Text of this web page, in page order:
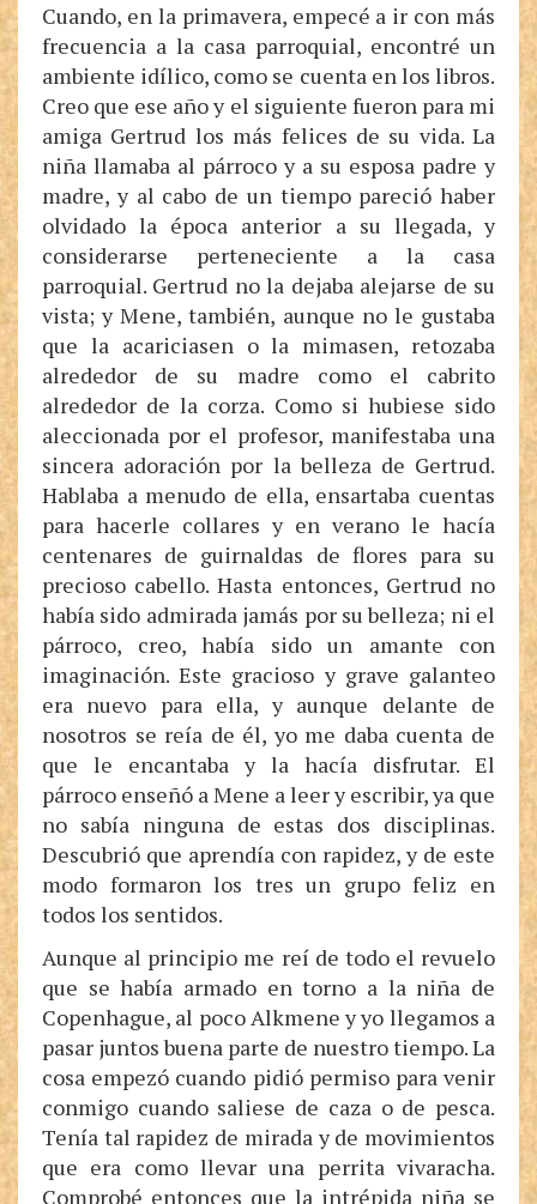
Cuando, en la primavera, empecé a ir con más
frecuencia a la casa parroquial, encontré un
ambiente idílico, como se cuenta en los libros.
Creo que ese año y el siguiente fueron para mi
amiga Gertrud los más felices de su vida. La
niña llamaba al párroco y a su esposa padre y
madre, y al cabo de un tiempo pareció haber
olvidado la época anterior a su llegada, y
considerarse perteneciente a la casa
parroquial. Gertrud no la dejaba alejarse de su
vista; y Mene, también, aunque no le gustaba
que la acariciasen o la mimasen, retozaba
alrededor de su madre como el cabrito
alrededor de la corza. Como si hubiese sido
aleccionada por el profesor, manifestaba una
sincera adoración por la belleza de Gertrud.
Hablaba a menudo de ella, ensartaba cuentas
para hacerle collares y en verano le hacía
centenares de guirnaldas de flores para su
precioso cabello. Hasta entonces, Gertrud no
había sido admirada jamás por su belleza; ni el
párroco, creo, había sido un amante con
imaginación. Este gracioso y grave galanteo
era nuevo para ella, y aunque delante de
nosotros se reía de él, yo me daba cuenta de
que le encantaba y la hacía disfrutar. El
párroco enseñó a Mene a leer y escribir, ya que
no sabía ninguna de estas dos disciplinas.
Descubrió que aprendía con rapidez, y de este
modo formaron los tres un grupo feliz en
todos los sentidos.
Aunque al principio me reí de todo el revuelo
que se había armado en torno a la niña de
Copenhague, al poco Alkmene y yo llegamos a
pasar juntos buena parte de nuestro tiempo. La
cosa empezó cuando pidió permiso para venir
conmigo cuando saliese de caza o de pesca.
Tenía tal rapidez de mirada y de movimientos
que era como llevar una perrita vivaracha.
Comprobé entonces que la intrépida niña se